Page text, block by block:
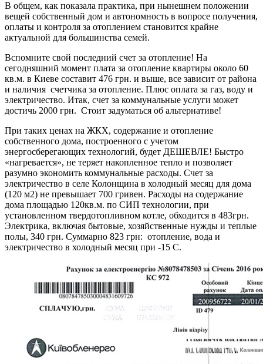
В общем, как показала практика, при нынешнем положении
вещей собственный дом и автономность в вопросе получения,
оплаты и контроля за отоплением становится крайне
актуальной для большинства семей.
Вспомните свой последний счет за отопление! На
сегодняшний момент плата за отопление квартиры около 60
кв.м. в Киеве составит 476 грн. и выше, все зависит от района
и наличия счетчика за отопление. Плюс оплата за газ, воду и
электричество. Итак, счет за коммунальные услуги может
достичь 2000 грн. Стоит задуматься об альтернативе!
При таких ценах на ЖКХ, содержание и отопление
собственного дома, построенного с учетом
энергосберегающих технологий, будет ДЕШЕВЛЕ! Быстро
«нагревается», не теряет накопленное тепло и позволяет
разумно экономить коммунальные расходы. Счет за
электричество в селе Колонщина в холодный месяц для дома
(120 м2) не превышает 700 гривен. Расходы на содержание
дома площадью 120кв.м. по СИП технологии, при
установленном твердотопливном котле, обходится в 483грн.
Электрика, включая бытовые, хозяйственные нужды и теплые
полы, 340 грн. Суммарно 823 грн: отопление, вода и
электричество в холодный месяц при -15 С.